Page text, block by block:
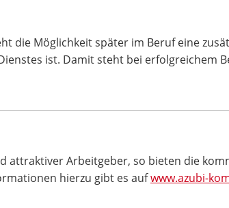
die Möglichkeit später im Beruf eine
ist. Damit steht bei erfolgreichem
attraktiver Arbeitgeber, so bieten die
hierzu gibt es aufwww.azubi-